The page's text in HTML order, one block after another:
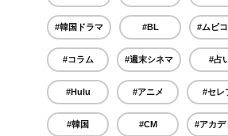
#韓国ドラマ #BL #ムビ
#コラム #週末シネマ #占
#Hulu #アニメ #セレ
#韓国 #CM #アカデ